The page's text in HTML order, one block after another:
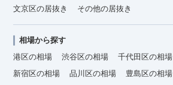
文京区の居抜き
その他の居抜き
相場から探す
港区の相場
渋谷区の相場 千代田区の相場
新宿区の相場
品川区の相場 豊島区の相場